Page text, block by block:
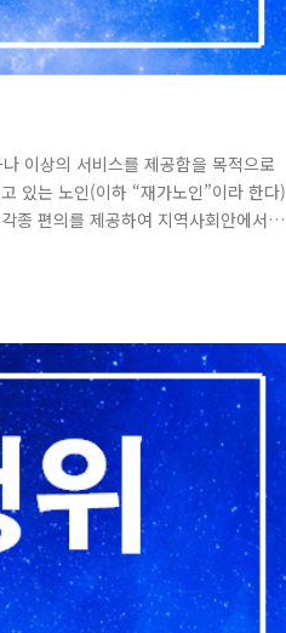
이상의 서비스를 제공함을 목적으로
있는 노인(이하 “재가노인”이라 한다)
종 편의를 제공하여 지역사회안에서
부득이한 사유로 가족의 보호를 받
설에 입소시켜 필요한 각종 편의를